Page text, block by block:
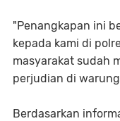
"Penangkapan ini
kepada kami di
masyarakat sudah
perjudian di
Berdasarkan